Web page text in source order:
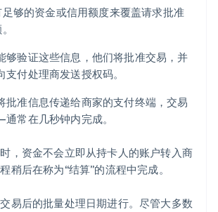
足够的资金或信用额度来覆盖请求批准
够验证这些信息，他们将批准交易，并
支付处理商发送授权码。
批准信息传递给商家的支付终端，交易
常在几秒钟内完成。
，资金不会立即从持卡人的账户转入商
稍后在称为“结算”的流程中完成。
易后的批量处理日期进行。尽管大多数